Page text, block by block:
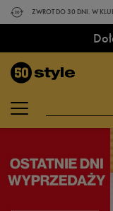
ZWROT DO 30 DNI. W